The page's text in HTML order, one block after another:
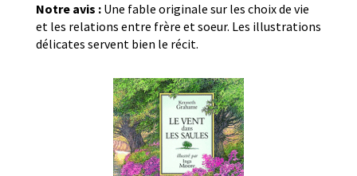
Notre avis : Une fable originale sur les choix de vie
et les relations entre frère et soeur. Les illustrations
délicates servent bien le récit.